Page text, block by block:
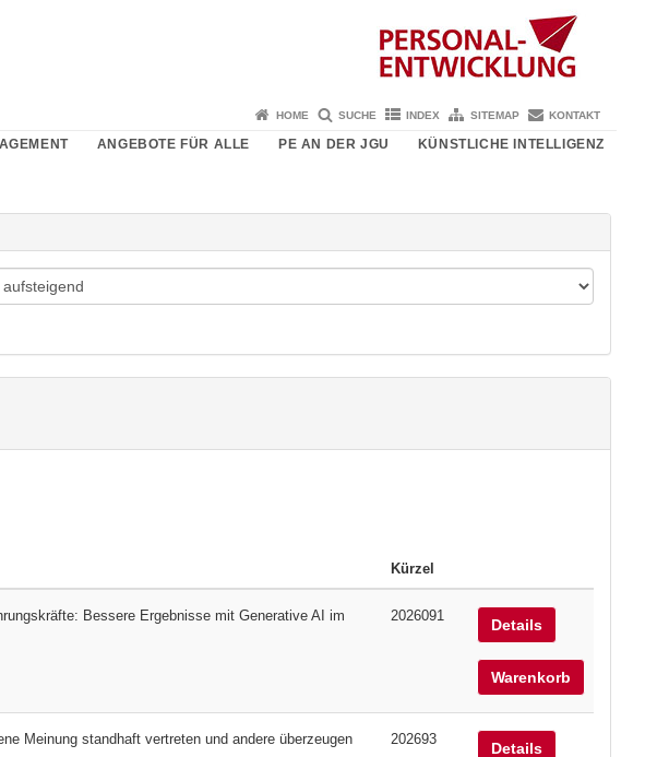
HOME SUCHE INDEX SITEMAP KONTAKT
ANGEBOTE FÜR ALLE PE AN DER JGU KÜNSTLICHE INTELLIGENZ
Kürzel
Bessere Ergebnisse mit Generative AI im
2026091
Details
Warenkorb
Meinung standhaft vertreten und andere überzeugen 202693
Details